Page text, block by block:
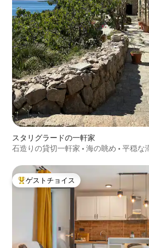
スタリグラードの一軒家
石造りの貸切一軒家 • 海の眺め • 平穏な
大好評のゲストチョイスです。
ゲストチョイス